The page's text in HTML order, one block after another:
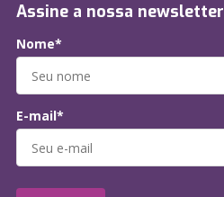
Assine a nossa newsletter
Nome*
E-mail*